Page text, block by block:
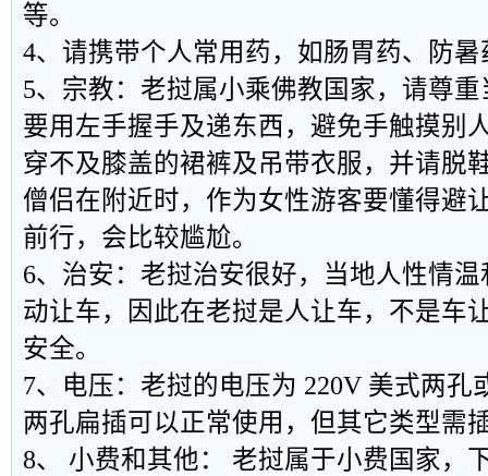
等。
4、请携带个人常用药，如肠胃药、防
5、宗教：老挝属小乘佛教国家，请尊
要用左手握手及递东西，避免手触摸别
穿不及膝盖的裙裤及吊带衣服，并请脱
僧侣在附近时，作为女性游客要懂得避
前行，会比较尴尬。
6、治安：老挝治安很好，当地人性情
动让车，因此在老挝是人让车，不是车
安全。
7、电压：老挝的电压为 220V 美式两孔
两孔扁插可以正常使用，但其它类型需
8、 小费和其他： 老挝属于小费国家，